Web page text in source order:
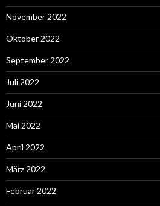
November 2022
Oktober 2022
September 2022
Juli 2022
Juni 2022
Mai 2022
April 2022
März 2022
Februar 2022